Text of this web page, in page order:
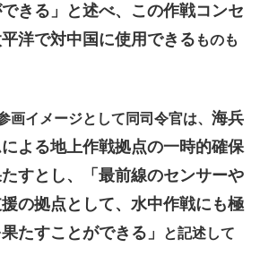
きる」と述べ、この作戦コンセ
洋で対中国に使用できる ものも
画イメージとして同司令官は、 海兵
よる地上作戦拠点の一時的確保
すとし、「最前線のセンサーや
の拠点として、水中作戦にも極
たすことができる」
と記述して